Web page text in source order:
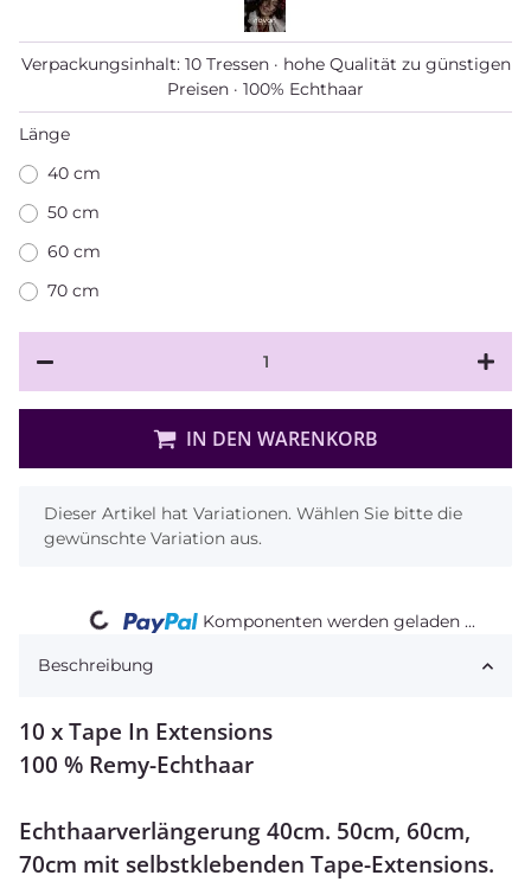
Verpackungsinhalt: 10 Tressen · hohe Qualität zu günstigen
Preisen · 100% Echthaar
Länge
40 cm
50 cm
60 cm
70 cm
IN DEN WARENKORB
x
Dieser Artikel hat Variationen. Wählen Sie bitte die
gewünschte Variation aus.
Loading... Komponenten werden geladen ...
Beschreibung
10 x Tape In Extensions
100 % Remy-Echthaar
Echthaarverlängerung 40cm. 50cm, 60cm,
70cm mit selbstklebenden Tape-Extensions.